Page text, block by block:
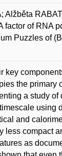
of RNA
Puzzles of
the
a study
using
and
less compact
as